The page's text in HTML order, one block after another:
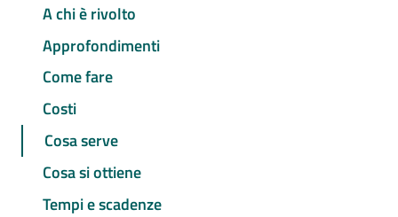
A chi è rivolto
Approfondimenti
Come fare
Costi
Cosa serve
Cosa si ottiene
Tempi e scadenze